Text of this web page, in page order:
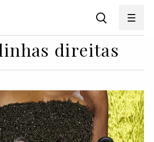
direitas